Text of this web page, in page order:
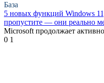
База
5 новых функций Windows
пропустите — они реально
Microsoft продолжает
0 1